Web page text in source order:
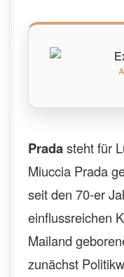
Pradasteht für
Miuccia Prada
seit den 70-er
einflussreichen
Mailand
zunächst